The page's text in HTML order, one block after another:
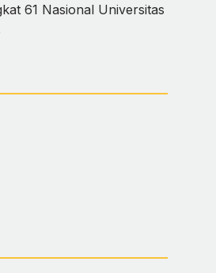
61 Nasional Universitas